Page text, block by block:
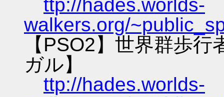
ttp://hades.worlds-
walkers.org/
【PSO2】世界群歩
ガル】
ttp://hades.worlds-